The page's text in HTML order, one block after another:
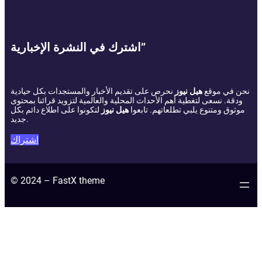
اشترك في النشرة الإخبارية”
نحن في موقع هيل نيوز نحرص على تقديم الأخبار والمستجدات بكل حيادية
ودقة. نسعى لتغطية أهم الأحداث المحلية والعالمية لتزويد قرائنا بمحتوى
موثوق ومتنوع يلبي تطلعاتهم. تابعوا هيل نيوز لتكونوا على اطلاع دائم بكل
جديد.
اشتراك
© 2024 – FastX theme